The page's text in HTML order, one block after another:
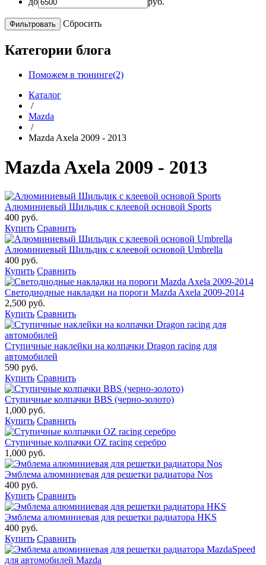
Сбросить
Категории блога
Поможем в тюнинге(2)
Каталог
/
Mazda
/
Mazda Axela 2009 - 2013
Mazda Axela 2009 - 2013
Алюминиевый Шильдик с клеевой основой Sports
400 руб.
Купить Сравнить
Алюминиевый Шильдик с клеевой основой Umbrella
400 руб.
Купить Сравнить
Светодиодные накладки на пороги Mazda Axela 2009-2014
2,500 руб.
Купить Сравнить
Ступичные наклейки на колпачки Dragon racing для
автомобилей
590 руб.
Купить Сравнить
Ступичные колпачки BBS (черно-золото)
1,000 руб.
Купить Сравнить
Ступичные колпачки OZ racing серебро
1,000 руб.
Эмблема алюминиевая для решетки радиатора Nos
400 руб.
Купить Сравнить
Эмблема алюминиевая для решетки радиатора HKS
400 руб.
Купить Сравнить